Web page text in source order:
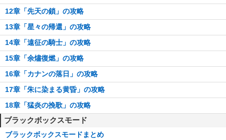
12章「先天の鎖」の攻略
13章「星々の帰還」の攻略
14章「遠征の騎士」の攻略
15章「余燼復燃」の攻略
16章「カナンの落日」の攻略
17章「朱に染まる黄昏」の攻略
18章「猛炎の挽歌」の攻略
ブラックボックスモード
ブラックボックスモードまとめ